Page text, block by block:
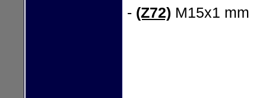
- (Z72) M15x1 mm